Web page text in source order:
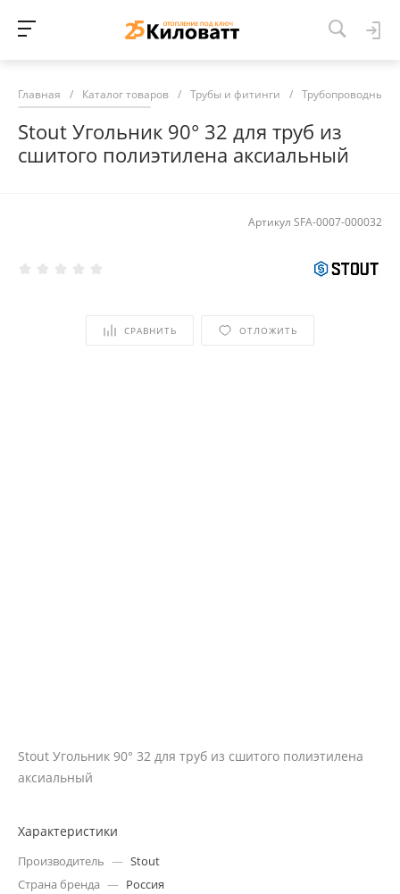
Главная / Каталог товаров / Трубы и фитинги / Трубопроводные
Stout Угольник 90° 32 для труб из
сшитого полиэтилена аксиальный
Артикул SFA-0007-000032
СРАВНИТЬ ОТЛОЖИТЬ
Stout Угольник 90° 32 для труб из сшитого полиэтилена
аксиальный
Характеристики
Производитель — Stout
Страна бренда — Россия